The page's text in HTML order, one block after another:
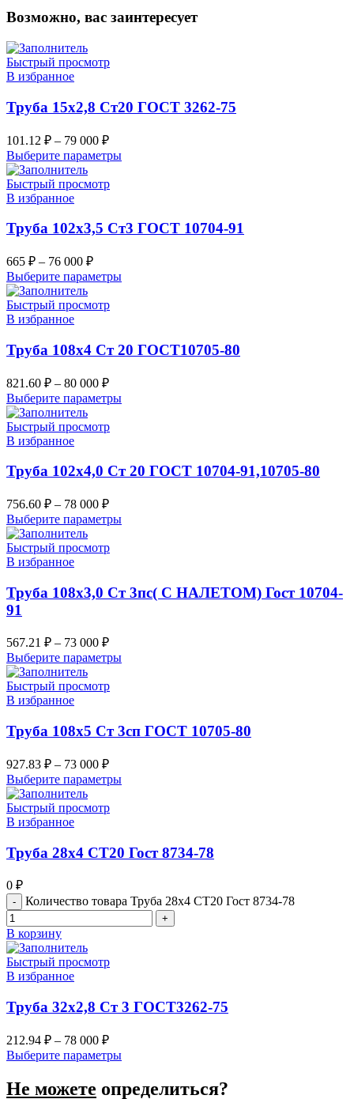
Возможно, вас заинтересует
Быстрый просмотр
В избранное
Труба 15х2,8 Ст20 ГОСТ 3262-75
101.12 ₽ – 79 000 ₽
Выберите параметры
Быстрый просмотр
В избранное
Труба 102х3,5 Ст3 ГОСТ 10704-91
665 ₽ – 76 000 ₽
Выберите параметры
Быстрый просмотр
В избранное
Труба 108х4 Ст 20 ГОСТ10705-80
821.60 ₽ – 80 000 ₽
Выберите параметры
Быстрый просмотр
В избранное
Труба 102х4,0 Ст 20 ГОСТ 10704-91,10705-80
756.60 ₽ – 78 000 ₽
Выберите параметры
Быстрый просмотр
В избранное
Труба 108х3,0 Ст 3пс( С НАЛЕТОМ) Гост 10704-
91
567.21 ₽ – 73 000 ₽
Выберите параметры
Быстрый просмотр
В избранное
Труба 108х5 Ст 3сп ГОСТ 10705-80
927.83 ₽ – 73 000 ₽
Выберите параметры
Быстрый просмотр
В избранное
Труба 28х4 СТ20 Гост 8734-78
0 ₽
Количество товара Труба 28х4 СТ20 Гост 8734-78
В корзину
Быстрый просмотр
В избранное
Труба 32х2,8 Ст 3 ГОСТ3262-75
212.94 ₽ – 78 000 ₽
Выберите параметры
Не можете определиться?